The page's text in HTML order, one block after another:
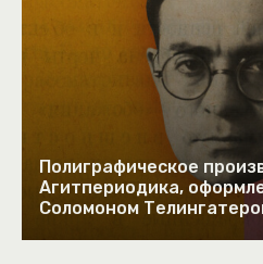
Полиграфическое
Агитпериодика,
Соломоном